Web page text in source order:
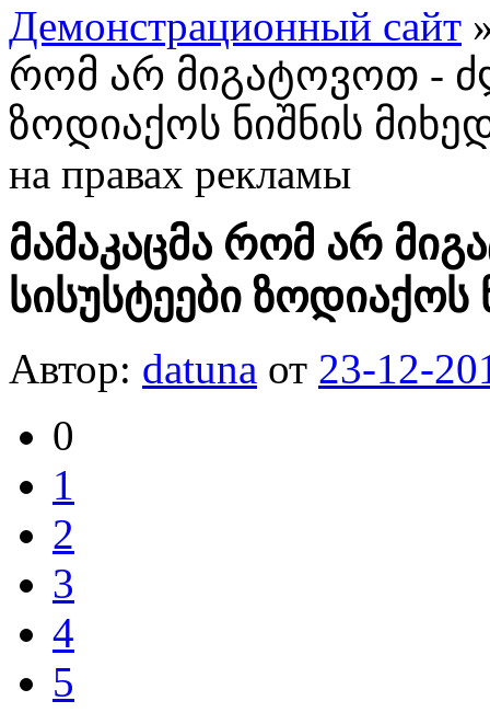
Демонстрационный сайт
რომ არ მიგატოვოთ -
ზოდიაქოს ნიშნის
на правах рекламы
მამაკაცმა რომ არ
სისუსტეები ზოდიაქოს
Автор: datuna от 23-12-
0
1
2
3
4
5